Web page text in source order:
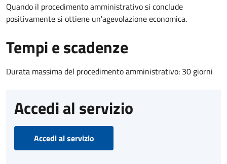
Quando il procedimento amministrativo si conclude
positivamente si ottiene un'agevolazione economica.
Tempi e scadenze
Durata massima del procedimento amministrativo: 30 giorni
Accedi al servizio
Accedi al servizio